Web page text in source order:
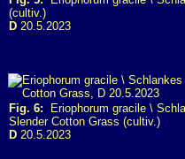
(cultiv.)
D 20.5.2023
Fig. 6: Eriophorum gracile \
Slender Cotton Grass (cultiv.)
D 20.5.2023